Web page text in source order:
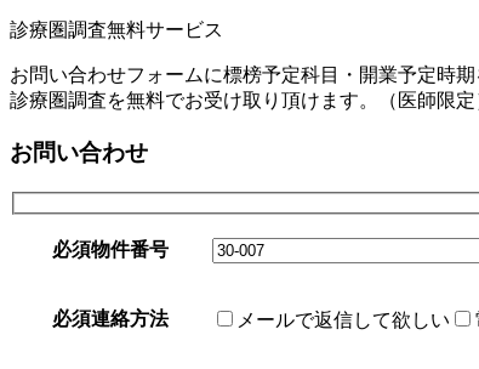
診療圏調査無料サービス
お問い合わせフォームに標榜予定科目・開業予定時期
診療圏調査を無料でお受け取り頂けます。（医師限定
お問い合わせ
必須物件番号
必須連絡方法 メールで返信して欲しい